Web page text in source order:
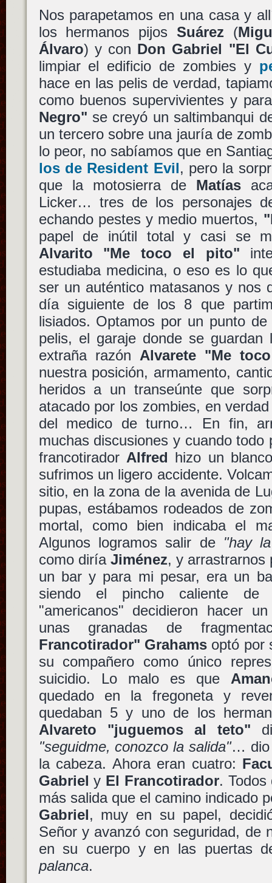
Nos parapetamos en una casa y
los hermanos pijosSuárez (
Álvaro) y con Don Gabriel "El
limpiar el edificio de zombies y
hace en las pelis de verdad,
como buenos supervivientes y
Negro" se creyó un saltimbanqui
un tercero sobre una jauría de
lo peor, no sabíamos que en
los de Resident Evil, pero la
que la motosierra de Matías
Licker… tres de los personajes
echando pestes y medio muertos,
papel de inútil total y casi se
Alvarito "Me toco el pito"
estudiaba medicina, o eso es lo
ser un auténtico matasanos y nos
día siguiente de los 8 que
lisiados. Optamos por un punto
pelis, el garaje donde se
extraña razón Alvarete "Me
nuestra posición, armamento,
heridos a un transeúnte que
atacado por los zombies, en
del medico de turno… En fin,
muchas discusiones y cuando
francotirador Alfred hizo un
sufrimos un ligero accidente.
sitio, en la zona de la avenida de
pupas, estábamos rodeados de
mortal, como bien indicaba el
Algunos logramos salir de "hay
como diría Jiménez, y arrastrarnos
un bar y para mi pesar, era un
siendo el pincho caliente
"americanos" decidieron hacer
unas granadas de
Francotirador" Grahamsoptó por
su compañero como único
suicidio. Lo malo es que
quedado en la fregoneta y
quedaban 5 y uno de los
Alvareto "juguemos al teto"
"seguidme, conozco la salida"… dio
la cabeza. Ahora eran cuatro:
Gabriel y El Francotirador. Todos
más salida que el camino indicado
Gabriel, muy en su papel,
Señor y avanzó con seguridad, de
en su cuerpo y en las puertas
palanca.